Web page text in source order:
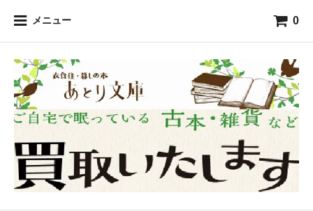
メニュー 0